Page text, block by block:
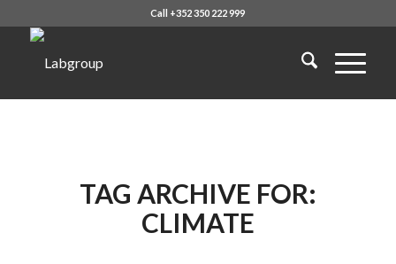
Call +352 350 222 999
TAG ARCHIVE FOR:
CLIMATE